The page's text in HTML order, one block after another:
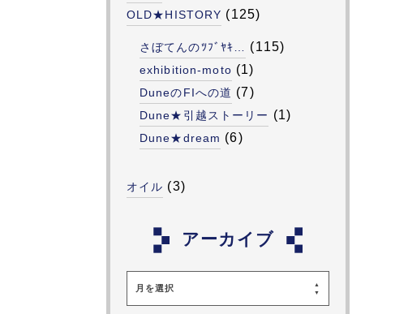
OLD★HISTORY (125)
さぼてんのﾂﾌﾞﾔｷ… (115)
exhibition-moto (1)
DuneのFIへの道 (7)
Dune★引越ストーリー (1)
Dune★dream (6)
オイル (3)
アーカイブ
月を選択